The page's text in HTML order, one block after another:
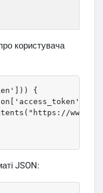
користувача
{
JSON: